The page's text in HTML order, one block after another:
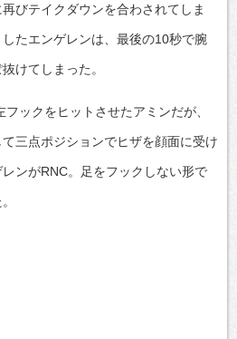
びテイクダウンを合わされてしま
たエンゲレンは、最後の10秒で腕
けてしまった。
ックをヒットさせたアミンだが、
三点ポジションでヒザを顔面に受け
ンがRNC。足をフックしない形で